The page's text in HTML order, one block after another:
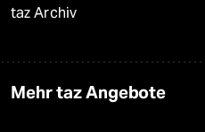
taz Archiv
Mehr taz Angebote